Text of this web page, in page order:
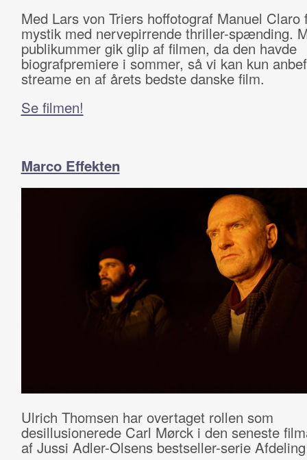
Med Lars von Triers hoffotograf Manuel Claro
mystik med nervepirrende thriller-spænding.
publikummer gik glip af filmen, da den havde
biografpremiere i sommer, så vi kan kun
streame en af årets bedste danske film.
Se filmen!
Marco Effekten
Ulrich Thomsen har overtaget rollen som
desillusionerede Carl Mørck i den seneste
af Jussi Adler-Olsens bestseller-serie